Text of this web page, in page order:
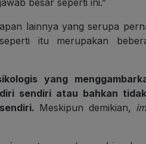
besar seperti ini.”
lainnya yang serupa
itu merupakan
yang
sendiri atau bahkan
Meskipun demikian,